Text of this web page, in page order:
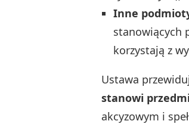
Inne
stanowiących
korzystają z
Ustawa
stanowi
akcyzowym i